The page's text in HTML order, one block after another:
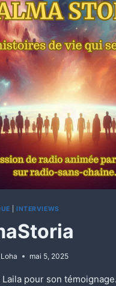
|INTERVIEWS
mai 5, 2025
Laila pour son